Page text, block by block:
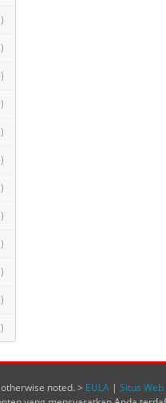
noted. > EULA | Situs